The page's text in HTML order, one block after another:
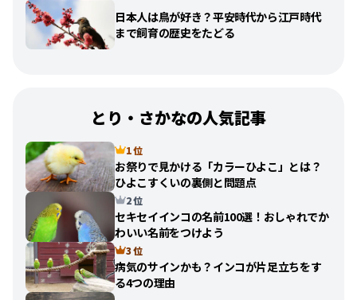
日本人は鳥が好き？平安時代から江戸時代
まで飼育の歴史をたどる
とり・さかなの人気記事
1 位
お祭りで見かける「カラーひよこ」とは？
ひよこすくいの裏側と問題点
2 位
セキセイインコの名前100選！おしゃれでか
わいい名前をつけよう
3 位
病気のサインかも？インコが片足立ちをす
る4つの理由